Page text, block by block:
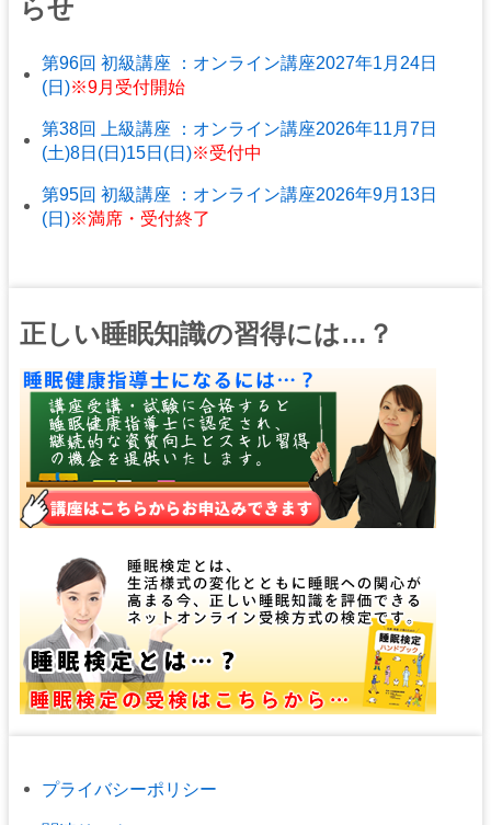
らせ
第96回 初級講座 ：オンライン講座2027年1月24日
(日)※9月受付開始
第38回 上級講座 ：オンライン講座2026年11月7日
(土)8日(日)15日(日)※受付中
第95回 初級講座 ：オンライン講座2026年9月13日
(日)※満席・受付終了
正しい睡眠知識の習得には…？
プライバシーポリシー